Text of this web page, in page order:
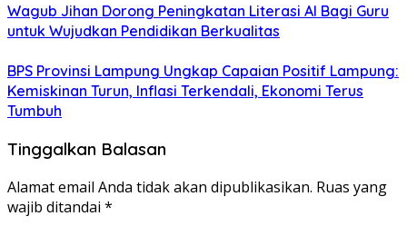
Wagub Jihan Dorong Peningkatan Literasi AI Bagi Guru
untuk Wujudkan Pendidikan Berkualitas
BPS Provinsi Lampung Ungkap Capaian Positif Lampung:
Kemiskinan Turun, Inflasi Terkendali, Ekonomi Terus
Tumbuh
Tinggalkan Balasan
Alamat email Anda tidak akan dipublikasikan. Ruas yang
wajib ditandai *